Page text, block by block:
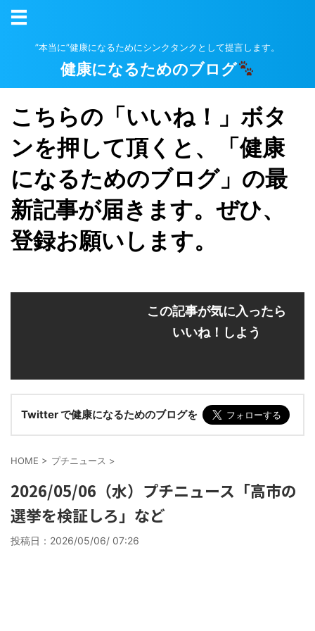
”本当に”健康になるためにシンクタンクとして提言します。
健康になるためのブログ
こちらの「いいね！」ボタ
ンを押して頂くと、「健康
になるためのブログ」の最
新記事が届きます。ぜひ、
登録お願いします。
この記事が気に入ったら
いいね！しよう
Twitter で健康になるためのブログを
HOME > プチニュース >
2026/05/06（水）プチニュース「高市の
選挙を検証しろ」など
投稿日： 2026/05/06/ 07:26